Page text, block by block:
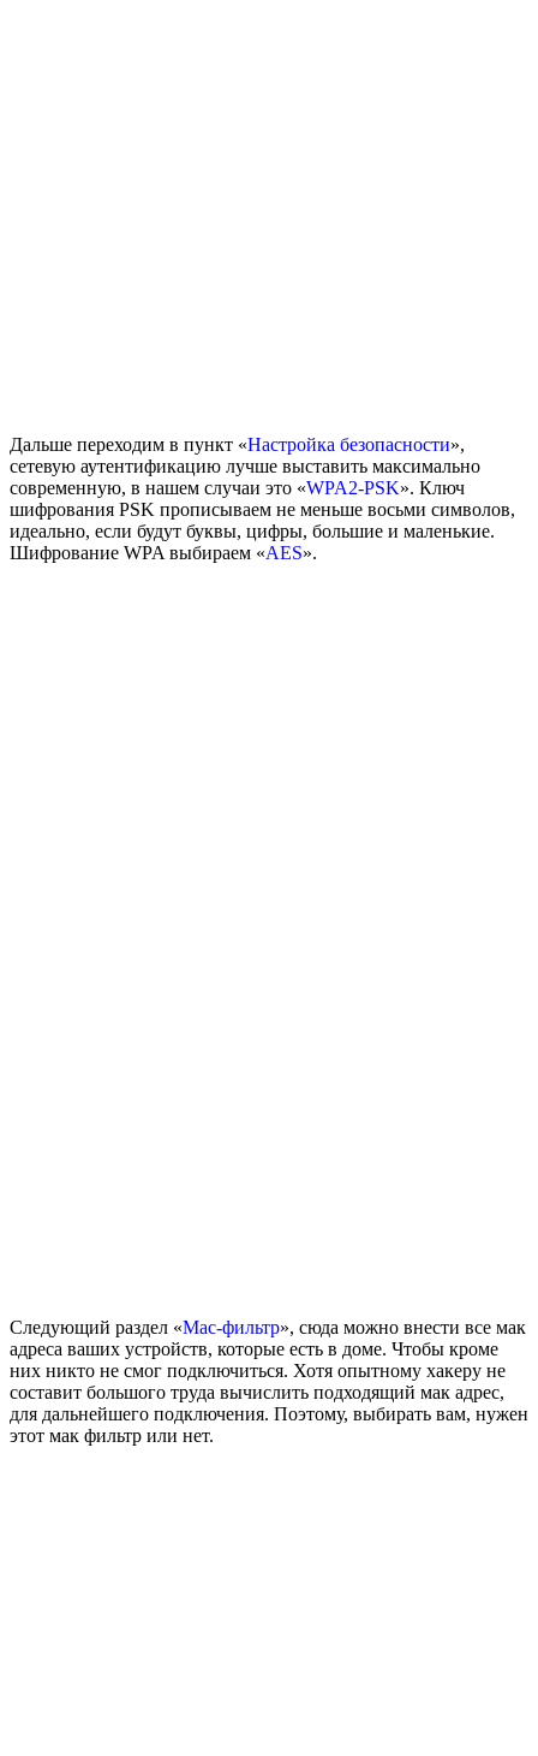
Дальше переходим в пункт «Настройка безопасности»,
сетевую аутентификацию лучше выставить максимально
современную, в нашем случаи это «WPA2-PSK». Ключ
шифрования PSK прописываем не меньше восьми символов,
идеально, если будут буквы, цифры, большие и маленькие.
Шифрование WPA выбираем «AES».
Следующий раздел «Mac-фильтр», сюда можно внести все мак
адреса ваших устройств, которые есть в доме. Чтобы кроме
них никто не смог подключиться. Хотя опытному хакеру не
составит большого труда вычислить подходящий мак адрес,
для дальнейшего подключения. Поэтому, выбирать вам, нужен
этот мак фильтр или нет.